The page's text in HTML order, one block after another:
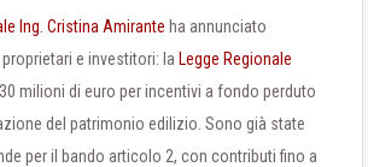
Ing. Cristina Amirante ha annunciato
e investitori: la Legge Regionale
milioni di euro per incentivi a fondo perduto
del patrimonio edilizio. Sono già state
per il bando articolo 2, con contributi fino a